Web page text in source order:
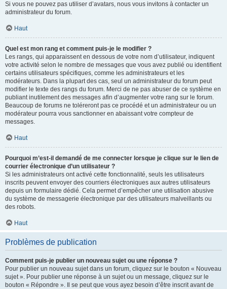
Si vous ne pouvez pas utiliser d’avatars, nous vous invitons à contacter un
administrateur du forum.
Haut
Quel est mon rang et comment puis-je le modifier ?
Les rangs, qui apparaissent en dessous de votre nom d’utilisateur, indiquent
votre activité selon le nombre de messages que vous avez publié ou identifient
certains utilisateurs spécifiques, comme les administrateurs et les
modérateurs. Dans la plupart des cas, seul un administrateur du forum peut
modifier le texte des rangs du forum. Merci de ne pas abuser de ce système en
publiant inutilement des messages afin d’augmenter votre rang sur le forum.
Beaucoup de forums ne toléreront pas ce procédé et un administrateur ou un
modérateur pourra vous sanctionner en abaissant votre compteur de
messages.
Haut
Pourquoi m’est-il demandé de me connecter lorsque je clique sur le lien de
courrier électronique d’un utilisateur ?
Si les administrateurs ont activé cette fonctionnalité, seuls les utilisateurs
inscrits peuvent envoyer des courriers électroniques aux autres utilisateurs
depuis un formulaire dédié. Cela permet d’empêcher une utilisation abusive
du système de messagerie électronique par des utilisateurs malveillants ou
des robots.
Haut
Problèmes de publication
Comment puis-je publier un nouveau sujet ou une réponse ?
Pour publier un nouveau sujet dans un forum, cliquez sur le bouton « Nouveau
sujet ». Pour publier une réponse à un sujet ou un message, cliquez sur le
bouton « Répondre ». Il se peut que vous ayez besoin d’être inscrit avant de